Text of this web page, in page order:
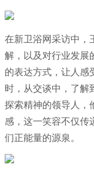
在新卫浴网采访中，
解，以及对行业发展
的表达方式，让人感
时，从交谈中，了解
探索精神的领导人，
感，这一笑容不仅传
们正能量的源泉。